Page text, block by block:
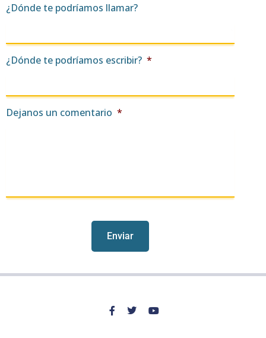
¿Dónde te podríamos llamar?
¿Dónde te podríamos escribir? *
Dejanos un comentario *